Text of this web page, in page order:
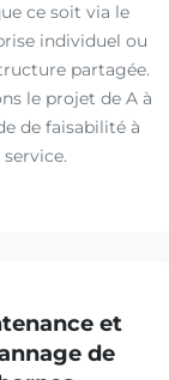
ce soit via le
individuel ou
partagée.
le projet de A à
de faisabilité à
et
de